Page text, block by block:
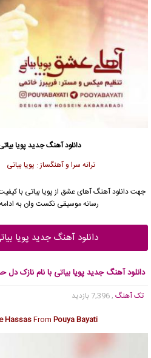
دانلود آهنگ جدیدپویا
ترانه سرا و آهنگساز : پویا
جهت دانلود آهنگ آهای عشق از پویا بیاتی
رسانه موسیقی نکست وان به
دانلود آهنگ جدید پویا
دانلود آهنگ جدید پویا بیاتی با نام نازک
تک آهنگ , 7,396 بازدید
HassasFrom Pouya Bayati